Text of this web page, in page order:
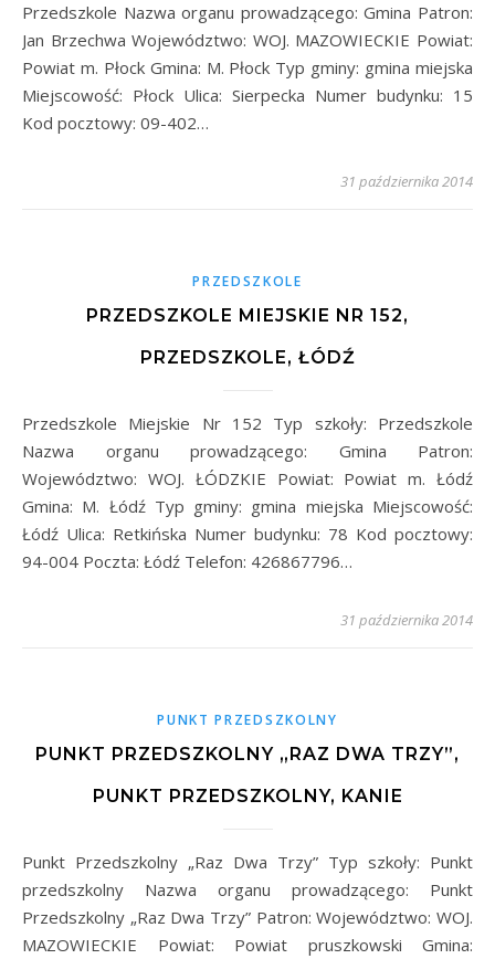
Przedszkole Nazwa organu prowadzącego: Gmina Patron:
Jan Brzechwa Województwo: WOJ. MAZOWIECKIE Powiat:
Powiat m. Płock Gmina: M. Płock Typ gminy: gmina miejska
Miejscowość: Płock Ulica: Sierpecka Numer budynku: 15
Kod pocztowy: 09-402…
31 października 2014
PRZEDSZKOLE
PRZEDSZKOLE MIEJSKIE NR 152,
PRZEDSZKOLE, ŁÓDŹ
Przedszkole Miejskie Nr 152 Typ szkoły: Przedszkole
Nazwa organu prowadzącego: Gmina Patron:
Województwo: WOJ. ŁÓDZKIE Powiat: Powiat m. Łódź
Gmina: M. Łódź Typ gminy: gmina miejska Miejscowość:
Łódź Ulica: Retkińska Numer budynku: 78 Kod pocztowy:
94-004 Poczta: Łódź Telefon: 426867796…
31 października 2014
PUNKT PRZEDSZKOLNY
PUNKT PRZEDSZKOLNY „RAZ DWA TRZY”,
PUNKT PRZEDSZKOLNY, KANIE
Punkt Przedszkolny „Raz Dwa Trzy” Typ szkoły: Punkt
przedszkolny Nazwa organu prowadzącego: Punkt
Przedszkolny „Raz Dwa Trzy” Patron: Województwo: WOJ.
MAZOWIECKIE Powiat: Powiat pruszkowski Gmina: